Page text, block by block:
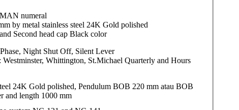
numeral
by metal stainless steel 24K Gold polished
Second head cap Black color
Night Shut Off, Silent Lever
Westminster, Whittington, St.Michael Quarterly and Hours
24K Gold polished, Pendulum BOB 220 mm atau BOB
and length 1000 mm